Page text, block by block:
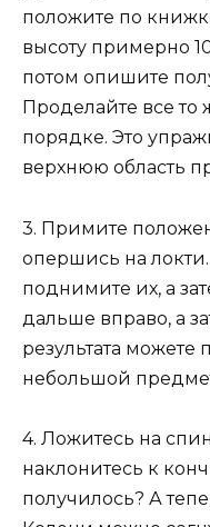
положите по
высоту примерно
потом опишите
Проделайте все то
порядке. Это
верхнюю область
3. Примите
опершись на
поднимите их, а
дальше вправо, а
результата можете
небольшой
4. Ложитесь на
наклонитесь к
получилось? А